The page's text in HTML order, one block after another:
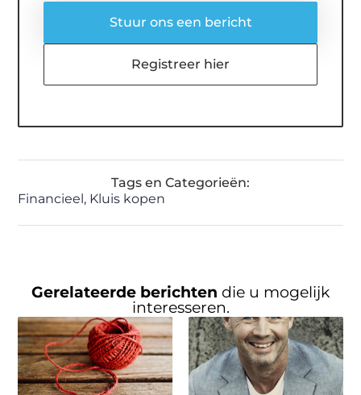
Stuur ons een bericht
Registreer hier
Tags en Categorieën:
Financieel, Kluis kopen
Gerelateerde berichten die u mogelijk
interesseren.